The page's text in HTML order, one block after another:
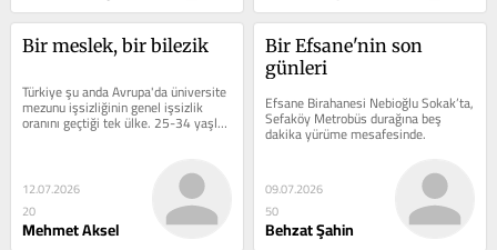
Bir meslek, bir bilezik
Türkiye şu anda Avrupa'da üniversite
mezunu işsizliğinin genel işsizlik
oranını geçtiği tek ülke. 25-34 yaşlar
arasındaki her iki işsiz...
12.07.2026
20
Mehmet Aksel
Bir Efsane'nin son
günleri
Efsane Birahanesi Nebioğlu Sokak’ta,
Sefaköy Metrobüs durağına beş
dakika yürüme mesafesinde.
09.07.2026
50
Behzat Şahin